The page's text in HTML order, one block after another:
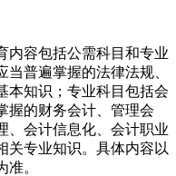
内容包括公需科目和专业
普遍掌握的法律法规、
本知识；专业科目包括会
握的财务会计、管理会
、会计信息化、会计职业
关专业知识。具体内容以
。